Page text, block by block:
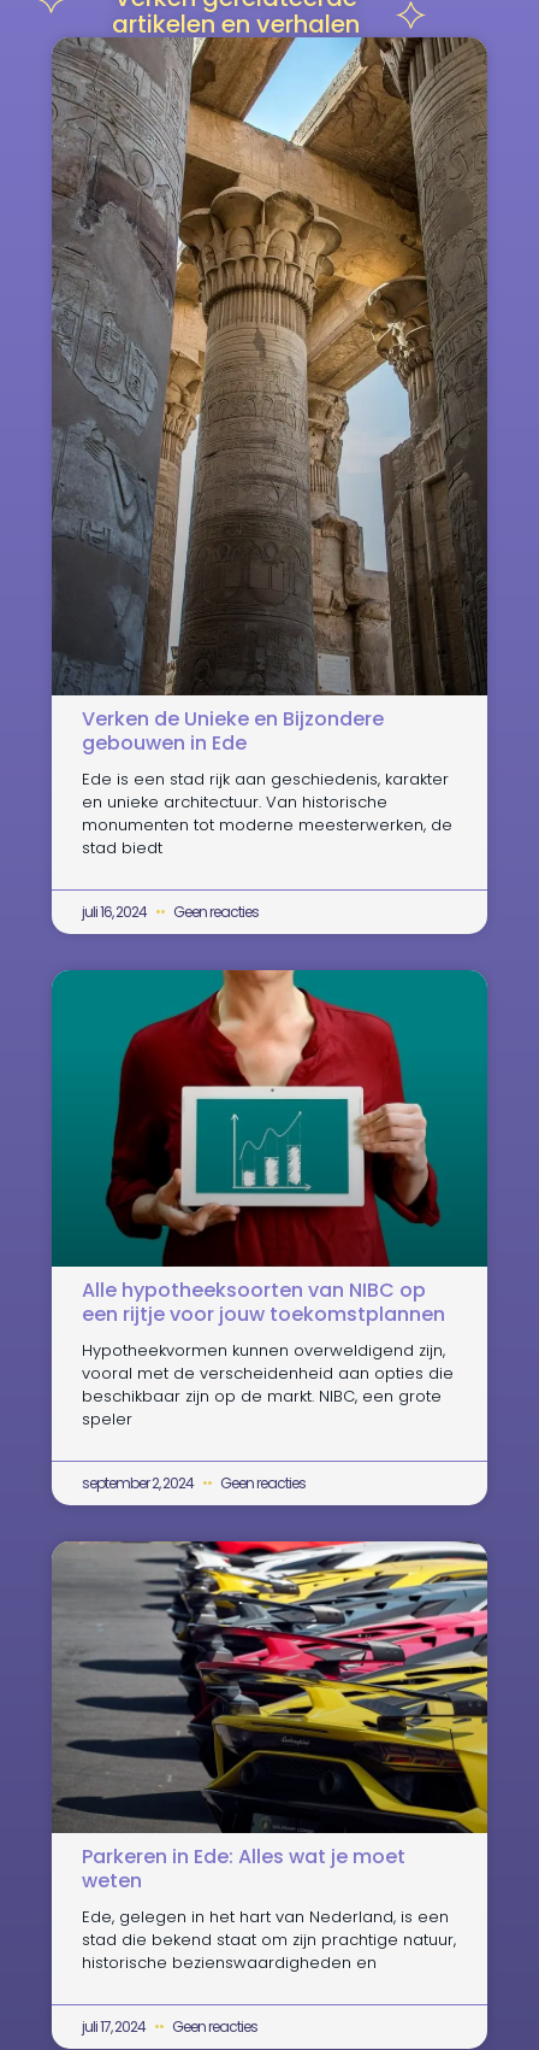
artikelen en verhalen
Verken de Unieke en Bijzondere
gebouwen in Ede
Ede is een stad rijk aan geschiedenis, karakter
en unieke architectuur. Van historische
monumenten tot moderne meesterwerken, de
stad biedt
juli 16, 2024 Geen reacties
Alle hypotheeksoorten van NIBC op
een rijtje voor jouw toekomstplannen
Hypotheekvormen kunnen overweldigend zijn,
vooral met de verscheidenheid aan opties die
beschikbaar zijn op de markt. NIBC, een grote
speler
september 2, 2024 Geen reacties
Parkeren in Ede: Alles wat je moet
weten
Ede, gelegen in het hart van Nederland, is een
stad die bekend staat om zijn prachtige natuur,
historische bezienswaardigheden en
juli 17, 2024 Geen reacties